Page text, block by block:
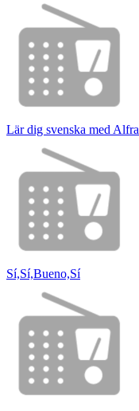
Lär dig svenska med Alfra
Sí,Sí,Bueno,Sí